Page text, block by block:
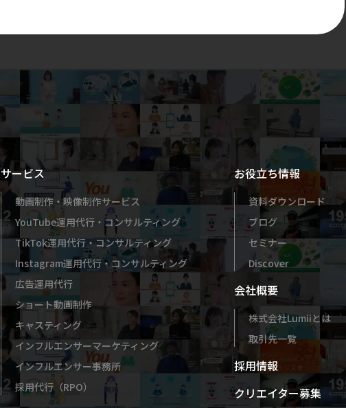
サービス
動画制作・映像制作サービス
YouTube運用代行・コンサルティング
TikTok運用代行・コンサルティング
Instagram運用代行・コンサルティング
広告運用代行
ショート動画制作
キャスティング
インフルエンサーマーケティング
インフルエンサー事務所
採用代行（RPO）
お役立ち情報
資料ダウンロード
ブログ
セミナー
Discover
会社概要
株式会社Lumiiとは
取引先一覧
採用情報
クリエイター募集